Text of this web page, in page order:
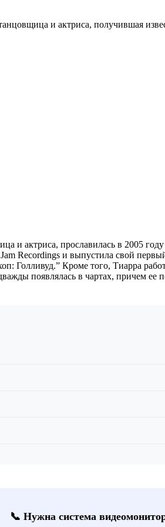
и актриса, получившая
и актриса, прославилась в 2005
Recordings и выпустила свой
Кроме того, Тиарра
появлялась в чартах, причем ее
📞 Нужна система